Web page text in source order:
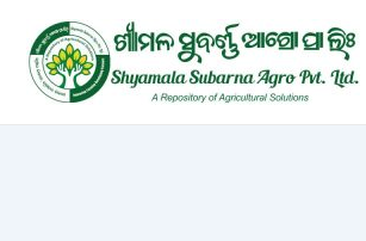
content